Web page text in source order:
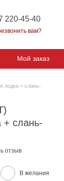
220-45-40
вам?
Мой заказ
лодка + слань-
+ слань-
отзыв
В желания